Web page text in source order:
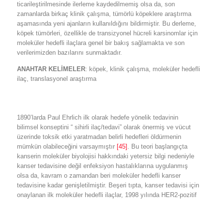
ticarileştirilmesinde ilerleme kaydedilmemiş olsa da, son
zamanlarda birkaç klinik çalışma, tümörlü köpeklere araştırma
aşamasında yeni ajanların kullanıldığını bildirmiştir. Bu derleme,
köpek tümörleri, özellikle de transizyonel hücreli karsinomlar için
moleküler hedefli ilaçlara genel bir bakış sağlamakta ve son
verilerimizden bazılarını sunmaktadır.
ANAHTAR KELİMELER: köpek, klinik çalışma, moleküler hedefli
ilaç, translasyonel araştırma
1890’larda Paul Ehrlich ilk olarak hedefe yönelik tedavinin
bilimsel konseptini “ sihirli ilaç/tedavi” olarak önermiş ve vücut
üzerinde toksik etki yaratmadan belirli hedefleri öldürmenin
mümkün olabileceğini varsaymıştır [45]
. Bu teori başlangıçta
kanserin moleküler biyolojisi hakkındaki yetersiz bilgi nedeniyle
kanser tedavisine değil enfeksiyon hastalıklarına uygulanmış
olsa da, kavram o zamandan beri moleküler hedefli kanser
tedavisine kadar genişletilmiştir. Beşeri tıpta, kanser tedavisi için
onaylanan ilk moleküler hedefli ilaçlar, 1998 yılında HER2-pozitif